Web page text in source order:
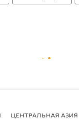
ЦЕНТРАЛЬНАЯ АЗИЯ